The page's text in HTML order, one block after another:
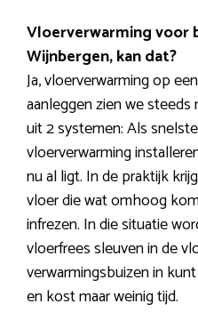
Vloerverwarming voor
Wijnbergen, kan dat?
Ja, vloerverwarming op
aanleggen zien we steeds
uit 2 systemen: Als
vloerverwarming
nu al ligt. In de praktijk
vloer die wat omhoog
infrezen. In die situatie
vloerfrees sleuven in de
verwarmingsbuizen in
en kost maar weinig tijd.